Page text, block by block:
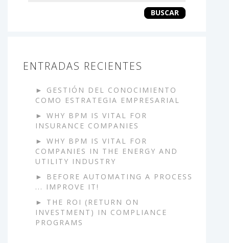
searchBUSCAR
ENTRADAS RECIENTES
GESTIÓN DEL CONOCIMIENTO
COMO ESTRATEGIA EMPRESARIAL
WHY BPM IS VITAL FOR
INSURANCE COMPANIES
WHY BPM IS VITAL FOR
COMPANIES IN THE ENERGY AND
UTILITY INDUSTRY
BEFORE AUTOMATING A PROCESS
... IMPROVE IT!
THE ROI (RETURN ON
INVESTMENT) IN COMPLIANCE
PROGRAMS